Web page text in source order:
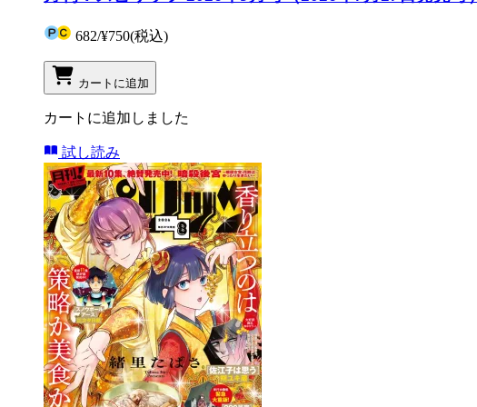
682/¥750(税込)
カートに追加
カートに追加しました
試し読み